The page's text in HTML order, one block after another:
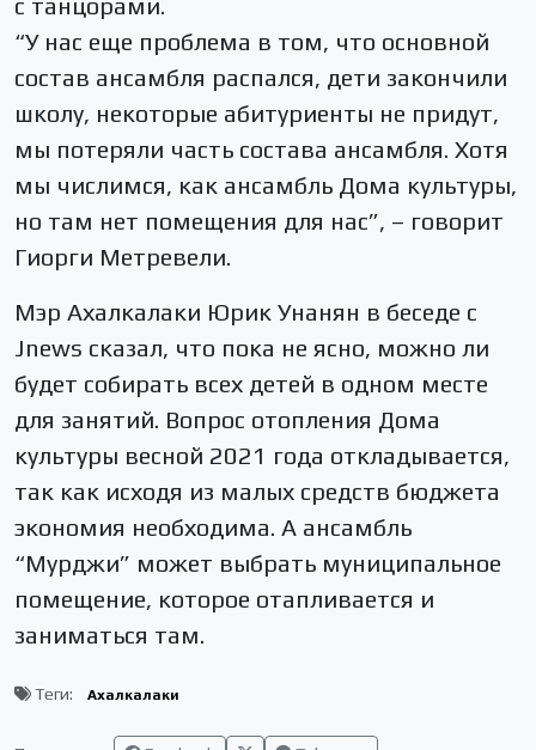
с танцорами.
“У нас еще проблема в том, что основной
состав ансамбля распался, дети закончили
школу, некоторые абитуриенты не придут,
мы потеряли часть состава ансамбля. Хотя
мы числимся, как ансамбль Дома культуры,
но там нет помещения для нас”, – говорит
Гиорги Метревели.
Мэр Ахалкалаки Юрик Унанян в беседе с
Jnews сказал, что пока не ясно, можно ли
будет собирать всех детей в одном месте
для занятий. Вопрос отопления Дома
культуры весной 2021 года откладывается,
так как исходя из малых средств бюджета
экономия необходима. А ансамбль
“Мурджи” может выбрать муниципальное
помещение, которое отапливается и
заниматься там.
Теги: Ахалкалаки